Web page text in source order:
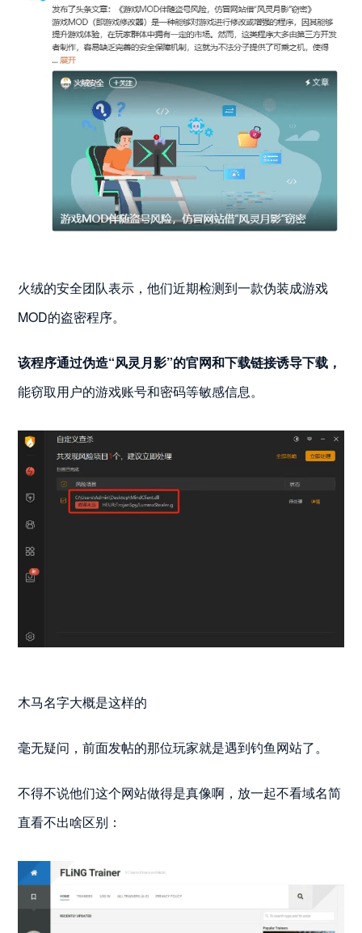
火绒的安全团队表示，他们近期检测到一款伪装成游戏
MOD的盗密程序。
该程序通过伪造“风灵月影”的官网和下载链接诱导下载，
能窃取用户的游戏账号和密码等敏感信息。
木马名字大概是这样的
毫无疑问，前面发帖的那位玩家就是遇到钓鱼网站了。
不得不说他们这个网站做得是真像啊，放一起不看域名简
直看不出啥区别：